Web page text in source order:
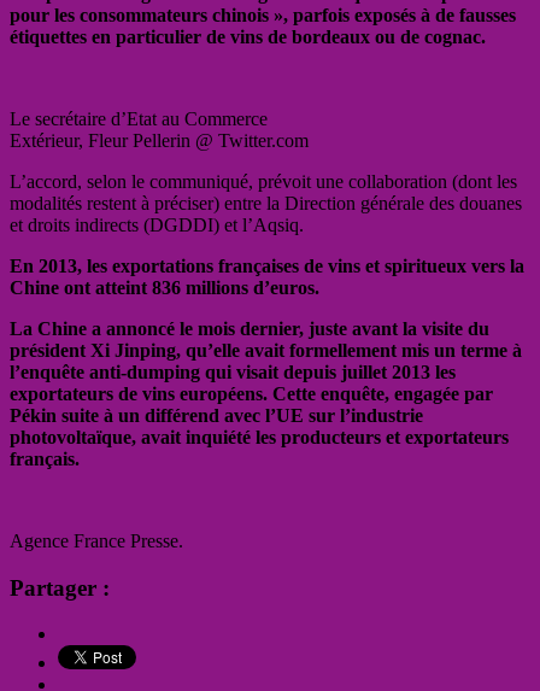
pour les consommateurs chinois », parfois exposés à de fausses
étiquettes en particulier de vins de bordeaux ou de cognac.
Le secrétaire d’Etat au Commerce
Extérieur, Fleur Pellerin @ Twitter.com
L’accord, selon le communiqué, prévoit une collaboration (dont les
modalités restent à préciser) entre la Direction générale des douanes
et droits indirects (DGDDI) et l’Aqsiq.
En 2013, les exportations françaises de vins et spiritueux vers la
Chine ont atteint 836 millions d’euros.
La Chine a annoncé le mois dernier, juste avant la visite du
président Xi Jinping, qu’elle avait formellement mis un terme à
l’enquête anti-dumping qui visait depuis juillet 2013 les
exportateurs de vins européens. Cette enquête, engagée par
Pékin suite à un différend avec l’UE sur l’industrie
photovoltaïque, avait inquiété les producteurs et exportateurs
français.
Agence France Presse.
Partager :